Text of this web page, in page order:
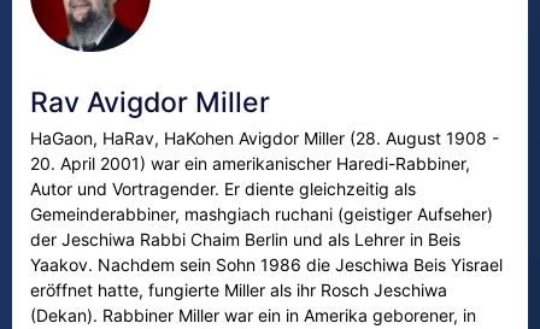
Rav Avigdor Miller
HaGaon, HaRav, HaKohen Avigdor Miller (28. August 1908 -
20. April 2001) war ein amerikanischer Haredi-Rabbiner,
Autor und Vortragender. Er diente gleichzeitig als
Gemeinderabbiner, mashgiach ruchani (geistiger Aufseher)
der Jeschiwa Rabbi Chaim Berlin und als Lehrer in Beis
Yaakov. Nachdem sein Sohn 1986 die Jeschiwa Beis Yisrael
eröffnet hatte, fungierte Miller als ihr Rosch Jeschiwa
(Dekan). Rabbiner Miller war ein in Amerika geborener, in